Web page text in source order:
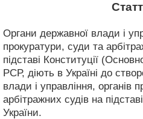
Органи державної влади і
прокуратури, суди та
підставі Конституції
РСР, діють в Україні до
влади і управління, органів
арбітражних судів на
України.